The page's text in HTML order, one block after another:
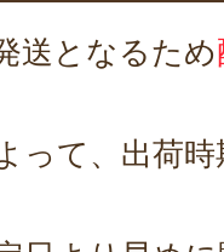
良いそうで
送となるため
って、出荷